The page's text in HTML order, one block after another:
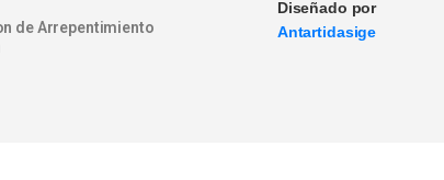
de Arrepentimiento
Diseñado por
Antartidasige